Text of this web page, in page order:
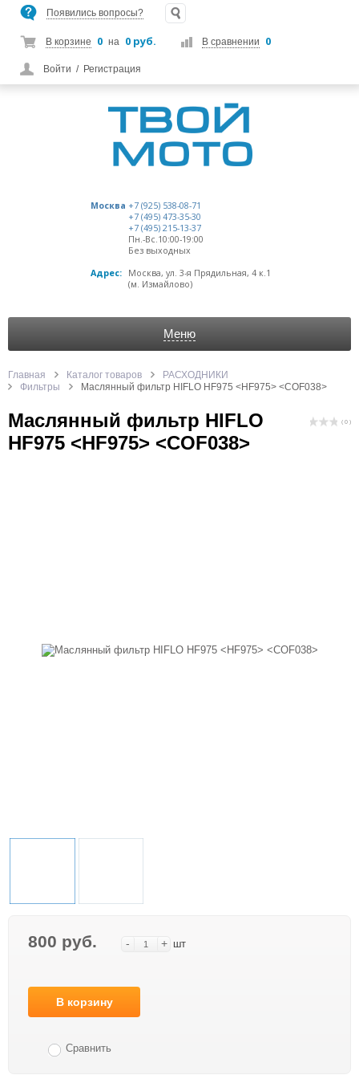
Появились вопросы?
В корзине 0 на 0 руб. В сравнении 0
Войти / Регистрация
Москва +7 (925) 538-08-71
+7 (495) 473-35-30
+7 (495) 215-13-37
Пн.-Вс.10:00-19:00
Без выходных
Адрес:
Москва, ул. 3-я Прядильная, 4 к.1
(м. Измайлово)
Меню
Главная Каталог товаров
РАСХОДНИКИ
Фильтры
Маслянный фильтр HIFLO HF975 <HF975> <COF038>
Маслянный фильтр HIFLO
HF975 <HF975> <COF038>
( 0 )
800 руб. - + шт
В корзину
Сравнить